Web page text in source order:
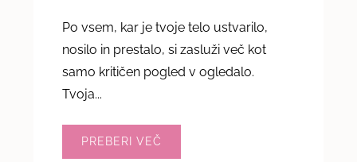
Po vsem, kar je tvoje telo ustvarilo,
nosilo in prestalo, si zasluži več kot
samo kritičen pogled v ogledalo.
Tvoja...
PREBERI VEČ